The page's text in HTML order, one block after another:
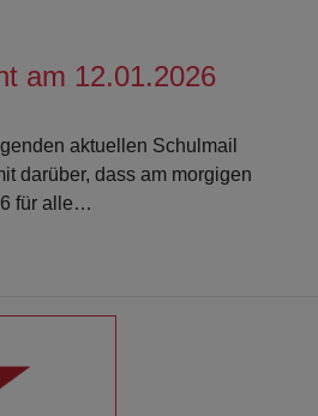
am 12.01.2026
aktuellen Schulmail
darüber, dass am morgigen
für alle…